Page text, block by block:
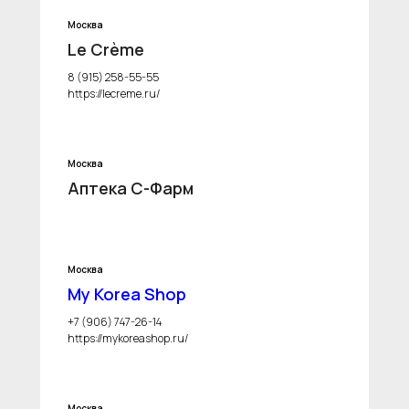
Москва
Le Crème
8 (915) 258-55-55
https://lecreme.ru/
Москва
Аптека С-Фарм
Москва
My Korea Shop
+7 (906) 747-26-14
https://mykoreashop.ru/